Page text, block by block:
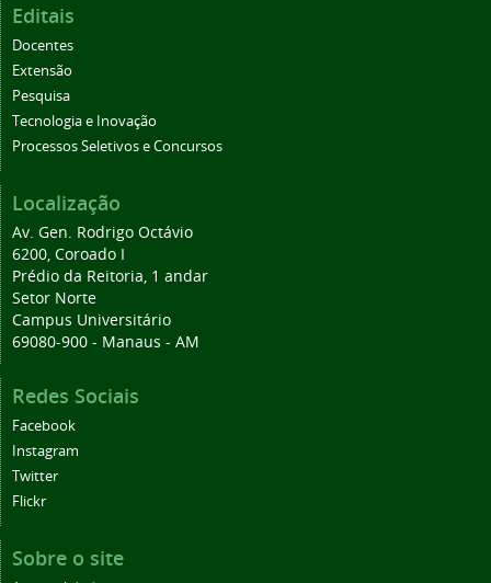
Editais
Docentes
Extensão
Pesquisa
Tecnologia e Inovação
Processos Seletivos e Concursos
Localização
Av. Gen. Rodrigo Octávio
6200, Coroado I
Prédio da Reitoria, 1 andar
Setor Norte
Campus Universitário
69080-900 - Manaus - AM
Redes Sociais
Facebook
Instagram
Twitter
Flickr
Sobre o site